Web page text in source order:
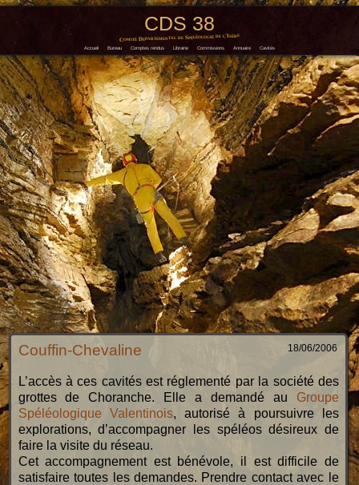
CDS 38
Comité Départemental de Spéléologie de l'Isère
Accueil Bureau Comptes rendus Librairie Commissions Annuaire Cavités
18/06/2006
Couffin-Chevaline
L’accès à ces cavités est réglementé par la société des
grottes de Choranche. Elle a demandé au Groupe
Spéléologique Valentinois, autorisé à poursuivre les
explorations, d’accompagner les spéléos désireux de
faire la visite du réseau.
Cet accompagnement est bénévole, il est difficile de
satisfaire toutes les demandes. Prendre contact avec le